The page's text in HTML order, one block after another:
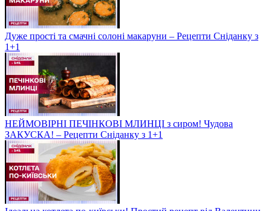
Дуже прості та смачні солоні макаруни – Рецепти Сніданку з
1+1
НЕЙМОВІРНІ ПЕЧІНКОВІ МЛИНЦІ з сиром! Чудова
ЗАКУСКА! – Рецепти Сніданку з 1+1